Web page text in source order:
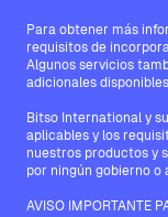
Para obtener más
requisitos de
Algunos servicios
adicionales
Bitso International y
aplicables y los
nuestros productos y
por ningún gobierno o
AVISO IMPORTANTE